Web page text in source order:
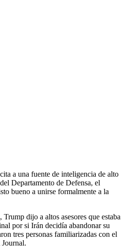
a una fuente de inteligencia de alto
Departamento de Defensa, el
bueno a unirse formalmente a la
dijo a altos asesores que estaba
por si Irán decidía abandonar su
tres personas familiarizadas con el